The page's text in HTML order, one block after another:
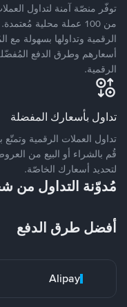
من 100 عملة محلية
الرقمية وتداولها بسهولة مع
أسعارهم وطرق الدفع
الرقمية.
تداول بأسعارك المفضلة
تداول العملات الرقمية
قُم بالشراء أو البيع من
لتحديد أسعارك الخاصّة.
مُدوّنة التداول
أفضل طرق الدفع
Alipay